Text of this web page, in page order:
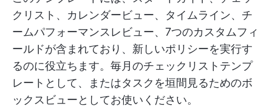
クリスト、カレンダービュー、タイムライン、チ
ームパフォーマンスレビュー、7つのカスタムフィ
ールドが含まれており、新しいポリシーを実行す
るのに役立ちます。毎月のチェックリストテンプ
レートとして、またはタスクを垣間見るためのボ
ックスビューとしてお使いください。